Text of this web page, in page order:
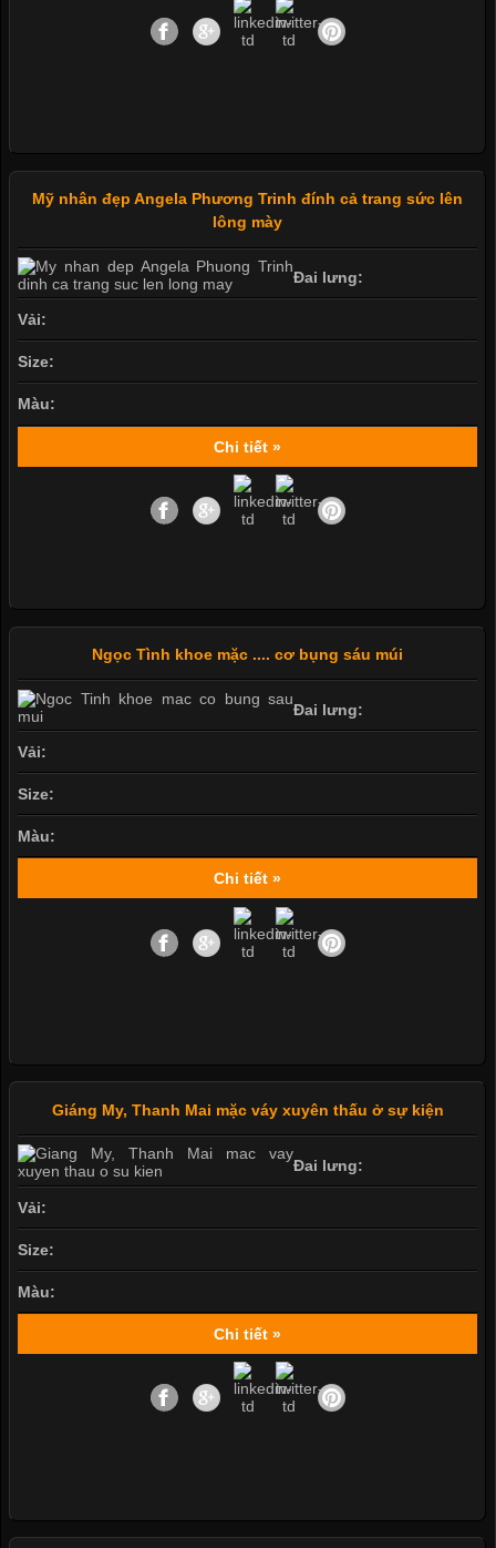
Mỹ nhân đẹp Angela Phương Trinh đính cả trang sức lên
lông mày
Đai lưng:
Vải:
Size:
Màu:
Chi tiết »
Ngọc Tình khoe mặc .... cơ bụng sáu múi
Đai lưng:
Vải:
Size:
Màu:
Chi tiết »
Giáng My, Thanh Mai mặc váy xuyên thấu ở sự kiện
Đai lưng:
Vải:
Size:
Màu:
Chi tiết »